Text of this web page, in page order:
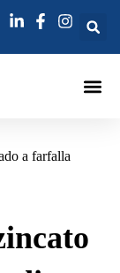
a farfalla